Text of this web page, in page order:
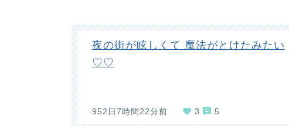
夜の街が眩しくて 魔法がとけたみたい
♡♡
952日7時間22分前 3 5